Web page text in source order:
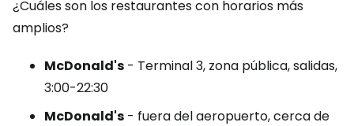
¿Cuáles son los restaurantes con horarios más
amplios?
McDonald's - Terminal 3, zona pública, salidas,
3:00-22:30
McDonald's - fuera del aeropuerto, cerca de